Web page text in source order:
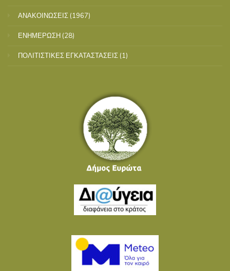
ΑΝΑΚΟΙΝΩΣΕΙΣ (1967)
ΕΝΗΜΕΡΩΣΗ (28)
ΠΟΛΙΤΙΣΤΙΚΕΣ ΕΓΚΑΤΑΣΤΑΣΕΙΣ (1)